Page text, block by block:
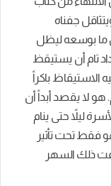
جفناه
ما بوسعه ليظل
تام أن يستيقظ
الاستيقاظ باكراً
هو لا يقصد أبداً أن
ليلاً حتى ينام
فقط تحت تأثير
ذلك السهر